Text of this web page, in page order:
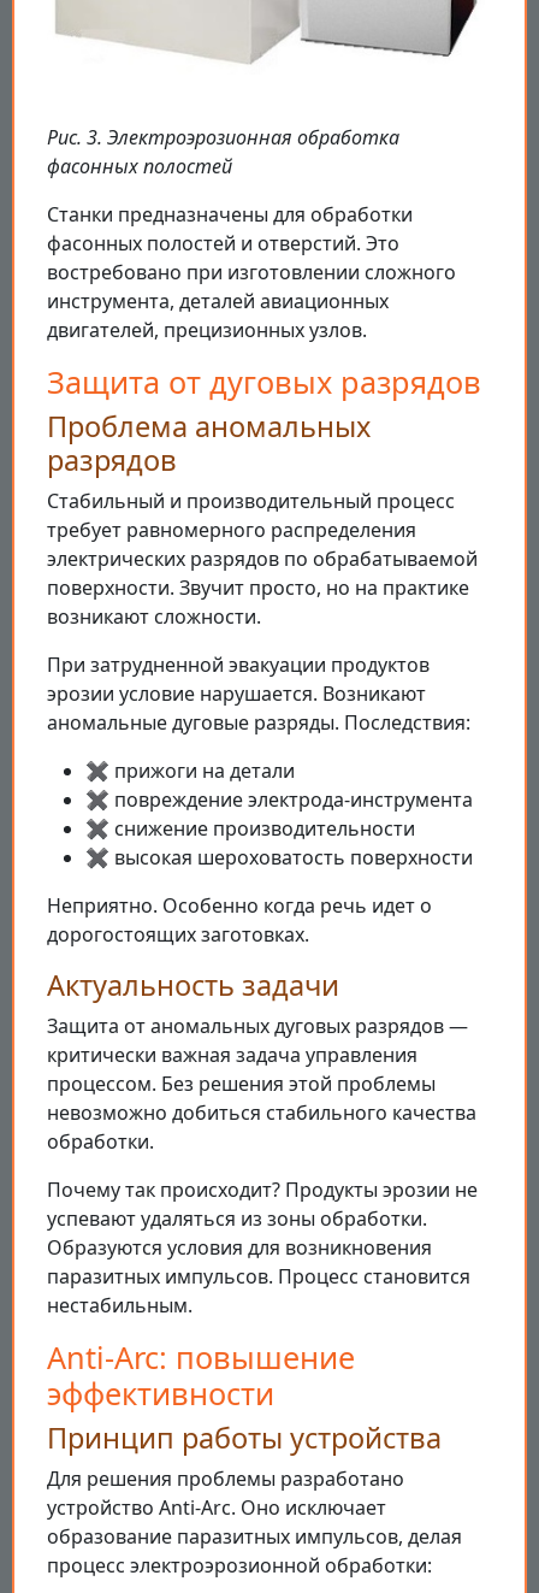
Рис. 3. Электроэрозионная обработка
фасонных полостей
Станки предназначены для обработки
фасонных полостей и отверстий. Это
востребовано при изготовлении сложного
инструмента, деталей авиационных
двигателей, прецизионных узлов.
Защита от дуговых разрядов
Проблема аномальных
разрядов
Стабильный и производительный процесс
требует равномерного распределения
электрических разрядов по обрабатываемой
поверхности. Звучит просто, но на практике
возникают сложности.
При затрудненной эвакуации продуктов
эрозии условие нарушается. Возникают
аномальные дуговые разряды. Последствия:
✖️ прижоги на детали
✖️ повреждение электрода-инструмента
✖️ снижение производительности
✖️ высокая шероховатость поверхности
Неприятно. Особенно когда речь идет о
дорогостоящих заготовках.
Актуальность задачи
Защита от аномальных дуговых разрядов —
критически важная задача управления
процессом. Без решения этой проблемы
невозможно добиться стабильного качества
обработки.
Почему так происходит? Продукты эрозии не
успевают удаляться из зоны обработки.
Образуются условия для возникновения
паразитных импульсов. Процесс становится
нестабильным.
Anti-Arc: повышение
эффективности
Принцип работы устройства
Для решения проблемы разработано
устройство Anti-Arc. Оно исключает
образование паразитных импульсов, делая
процесс электроэрозионной обработки: